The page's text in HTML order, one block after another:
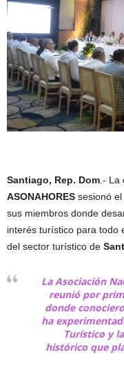
Santiago, Rep. Dom .- La
ASONAHORES sesionó
sus miembros donde
interés turístico para todo
del sector turístico de
La Asociación
reunió por
donde
ha
Turístico y
histórico que